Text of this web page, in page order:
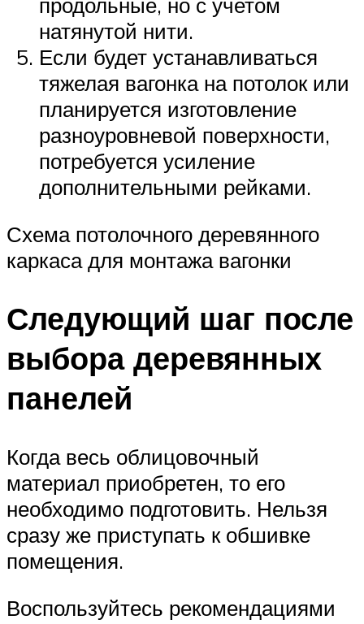
натянутой нити.
Если будет устанавливаться
тяжелая вагонка на потолок или
планируется изготовление
разноуровневой поверхности,
потребуется усиление
дополнительными рейками.
Схема потолочного деревянного
каркаса для монтажа вагонки
Следующий шаг после
выбора деревянных
панелей
Когда весь облицовочный
материал приобретен, то его
необходимо подготовить. Нельзя
сразу же приступать к обшивке
помещения.
Воспользуйтесь рекомендациями